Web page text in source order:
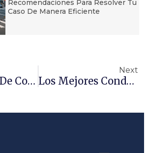
Recomendaciones Para Resolver Tu
Caso De Manera Eficiente
Los Peligros De Conducir Con Sueño
Next
Los Mejores Conductores De Estados Unidos No Son Del Sur De California